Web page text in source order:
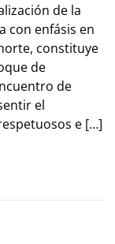
de la
con enfásis en
constituye
de
de
el
e […]